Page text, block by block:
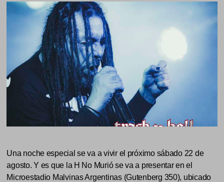
Una noche especial se va a vivir el próximo sábado 22 de
agosto. Y es que la H No Murió se va a presentar en el
Microestadio Malvinas Argentinas (Gutenberg 350), ubicado